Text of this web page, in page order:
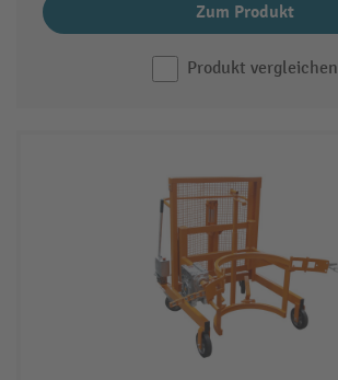
Zum Produkt
Produkt vergleichen